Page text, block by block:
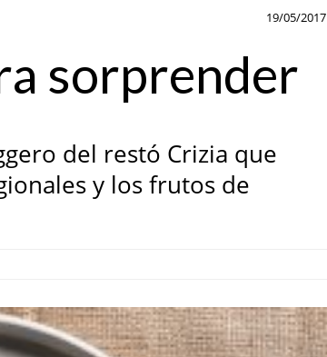
19/05/2017
sorprender
del restó Crizia que
y los frutos de